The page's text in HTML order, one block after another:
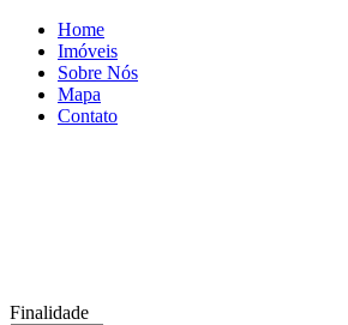
Home
Imóveis
Sobre Nós
Mapa
Contato
Finalidade